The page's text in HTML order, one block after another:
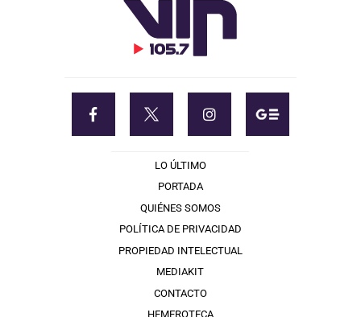
LO ÚLTIMO
PORTADA
QUIÉNES SOMOS
POLÍTICA DE PRIVACIDAD
PROPIEDAD INTELECTUAL
MEDIAKIT
CONTACTO
HEMEROTECA